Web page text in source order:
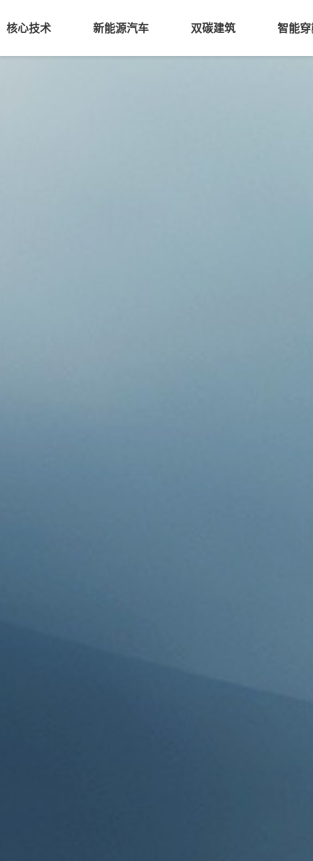
核心技术 新能源汽车 双碳建筑 智能穿